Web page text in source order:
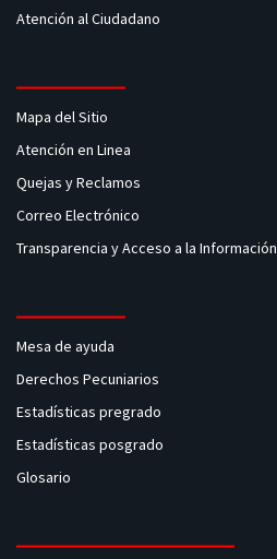
Atención al Ciudadano
Mapa del Sitio
Atención en Linea
Quejas y Reclamos
Correo Electrónico
Transparencia y Acceso a la Información
Mesa de ayuda
Derechos Pecuniarios
Estadísticas pregrado
Estadísticas posgrado
Glosario